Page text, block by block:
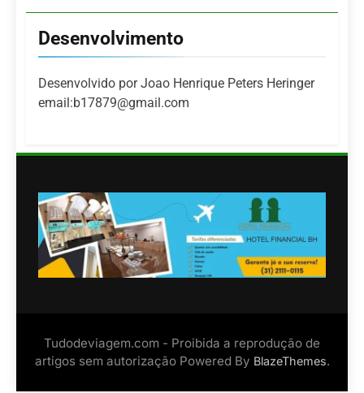
Desenvolvimento
Desenvolvido por Joao Henrique Peters Heringer
email:b17879@gmail.com
Tudodeviagem.com - Proibida a reprodução de
artigos sem autorização Powered By BlazeThemes.